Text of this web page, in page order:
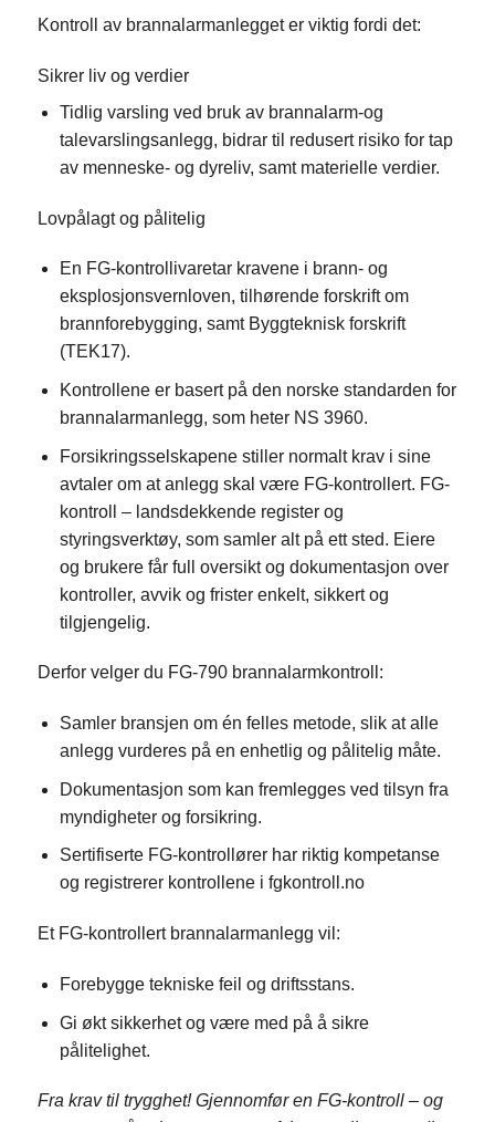
Kontroll av brannalarmanlegget er viktig fordi det:
Sikrer liv og verdier
Tidlig varsling ved bruk av brannalarm-og
talevarslingsanlegg, bidrar til redusert risiko for tap
av menneske- og dyreliv, samt materielle verdier.
Lovpålagt og pålitelig
En FG-kontrollivaretar kravene i brann- og
eksplosjonsvernloven, tilhørende forskrift om
brannforebygging, samt Byggteknisk forskrift
(TEK17).
Kontrollene er basert på den norske standarden for
brannalarmanlegg, som heter NS 3960.
Forsikringsselskapene stiller normalt krav i sine
avtaler om at anlegg skal være FG-kontrollert. FG-
kontroll – landsdekkende register og
styringsverktøy, som samler alt på ett sted. Eiere
og brukere får full oversikt og dokumentasjon over
kontroller, avvik og frister enkelt, sikkert og
tilgjengelig.
Derfor velger du FG-790 brannalarmkontroll:
Samler bransjen om én felles metode, slik at alle
anlegg vurderes på en enhetlig og pålitelig måte.
Dokumentasjon som kan fremlegges ved tilsyn fra
myndigheter og forsikring.
Sertifiserte FG-kontrollører har riktig kompetanse
og registrerer kontrollene i fgkontroll.no
Et FG-kontrollert brannalarmanlegg vil:
Forebygge tekniske feil og driftsstans.
Gi økt sikkerhet og være med på å sikre
pålitelighet.
Fra krav til trygghet! Gjennomfør en FG-kontroll – og